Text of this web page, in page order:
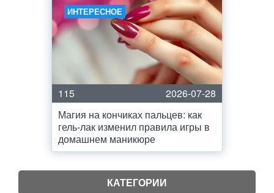
ИНТЕРЕСНОЕ
115
2026-07-28
Магия на кончиках пальцев: как
гель-лак изменил правила игры в
домашнем маникюре
КАТЕГОРИИ